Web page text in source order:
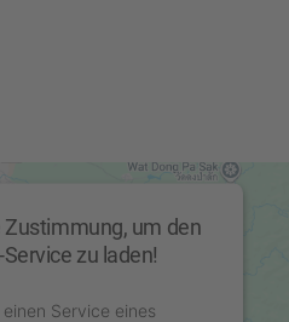
Zustimmung, um den
zu laden!
Service eines